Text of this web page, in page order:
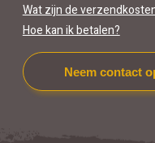
Wat zijn de
Hoe kan ik betalen?
Neem contact